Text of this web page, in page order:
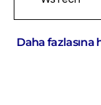
Daha fazlasına